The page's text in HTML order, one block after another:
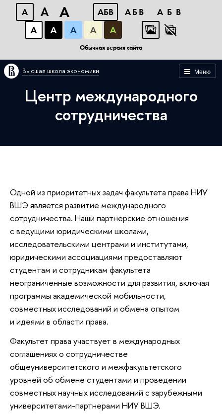
A A A АБВ АБВ
АБВ
А
А А А А
Обычная версия сайта
Меню
Высшая школа экономики
Центр международного
сотрудничества
Одной из приоритетных задач факультета права НИУ
ВШЭ является развитие международного
сотрудничества. Наши партнерские отношения
с ведущими юридическими школами,
исследовательскими центрами и институтами,
юридическими ассоциациями предоставляют
студентам и сотрудникам факультета
неограниченные возможности для развития, включая
программы академической мобильности,
совместных исследований и обмена опытом
и идеями в области права.
Факультет права участвует в международных
соглашениях о сотрудничестве
общеуниверситетского и межфакультетского
уровней об обмене студентами и проведении
совместных научных исследований с зарубежными
университетами-партнерами НИУ ВШЭ.